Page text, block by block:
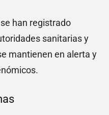
han registrado
sanitarias y
mantienen en alerta y